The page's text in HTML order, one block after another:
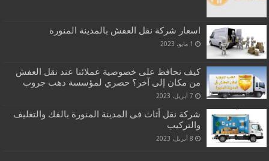
اسعار شركة نقل العفش بالمدينة المنورة
1 مايو، 2023
كيف نحافظ على خصوصية عملائنا عند نقل العفش
من مكان إلى آخر؟ حصري لمؤسسة دهب جروب
7 أبريل، 2023
شركة نقل أثاث فى المدينة المنورة بالفك والتغليف
والتركيب
8 أبريل، 2023